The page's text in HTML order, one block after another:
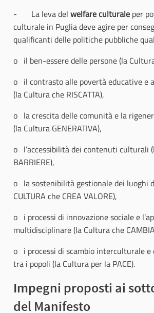
- La leva del welfare culturale per
culturale in Puglia deve agire per
qualificanti delle politiche pubbliche
o il ben-essere delle persone (la
o il contrasto alle povertà educative e
(la Cultura che RISCATTA),
o la crescita delle comunità e la
(la Cultura GENERATIVA),
o l’accessibilità dei contenuti culturali
BARRIERE),
o la sostenibilità gestionale dei luoghi
CULTURA che CREA VALORE),
o i processi di innovazione sociale e
multidisciplinare (la Cultura che
o i processi di scambio interculturale e
tra i popoli (la Cultura per la PACE).
Impegni proposti ai
del Manifesto